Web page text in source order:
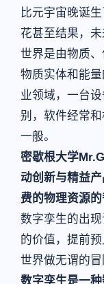
比元宇宙晚诞
花甚至结果，
世界是由物质
物质实体和能
业领域，一台
别，软件经常
一般。
密歇根大学
动创新与精益
费的物理资源的
数字孪生的出
的价值，提前
世界做无谓的冒
数字孪生是一